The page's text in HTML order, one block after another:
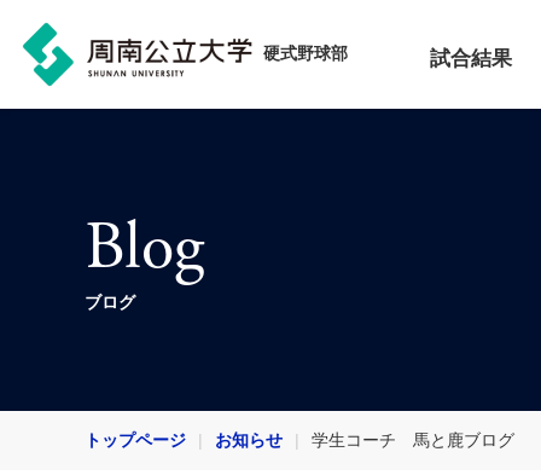
硬式野球部 試合結果
Blog
ブログ
トップページ お知らせ 学生コーチ 馬と鹿ブログ